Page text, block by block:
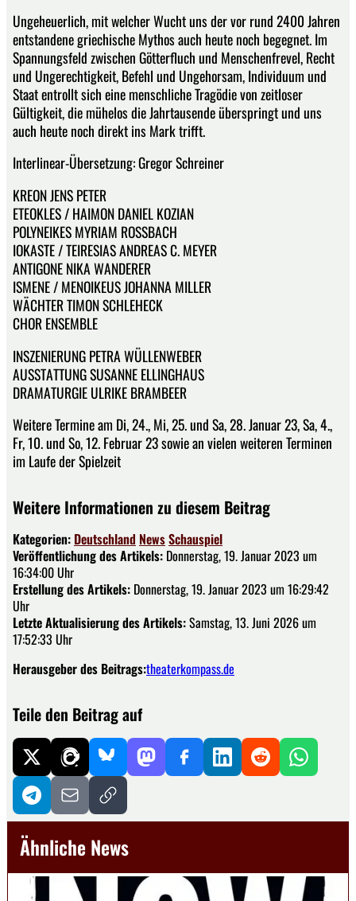
Ungeheuerlich, mit welcher Wucht uns der vor rund 2400 Jahren
entstandene griechische Mythos auch heute noch begegnet. Im
Spannungsfeld zwischen Götterfluch und Menschenfrevel, Recht
und Ungerechtigkeit, Befehl und Ungehorsam, Individuum und
Staat entrollt sich eine menschliche Tragödie von zeitloser
Gültigkeit, die mühelos die Jahrtausende überspringt und uns
auch heute noch direkt ins Mark trifft.
Interlinear-Übersetzung: Gregor Schreiner
KREON JENS PETER
ETEOKLES / HAIMON DANIEL KOZIAN
POLYNEIKES MYRIAM ROSSBACH
IOKASTE / TEIRESIAS ANDREAS C. MEYER
ANTIGONE NIKA WANDERER
ISMENE / MENOIKEUS JOHANNA MILLER
WÄCHTER TIMON SCHLEHECK
CHOR ENSEMBLE
INSZENIERUNG PETRA WÜLLENWEBER
AUSSTATTUNG SUSANNE ELLINGHAUS
DRAMATURGIE ULRIKE BRAMBEER
Weitere Termine am Di, 24., Mi, 25. und Sa, 28. Januar 23, Sa, 4.,
Fr, 10. und So, 12. Februar 23 sowie an vielen weiteren Terminen
im Laufe der Spielzeit
Weitere Informationen zu diesem Beitrag
Kategorien: Deutschland NewsSchauspiel
Veröffentlichung des Artikels: Donnerstag, 19. Januar 2023 um
16:34:00 Uhr
Erstellung des Artikels: Donnerstag, 19. Januar 2023 um 16:29:42
Uhr
Letzte Aktualisierung des Artikels:Samstag, 13. Juni 2026 um
17:52:33 Uhr
Herausgeber des Beitrags:theaterkompass.de
Teile den Beitrag auf
Ähnliche News